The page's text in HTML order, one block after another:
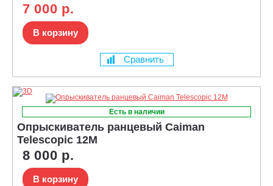
7 000 р.
В корзину
Сравнить
Есть в наличии
Опрыскиватель ранцевый Caiman
Telescopic 12М
8 000 р.
В корзину